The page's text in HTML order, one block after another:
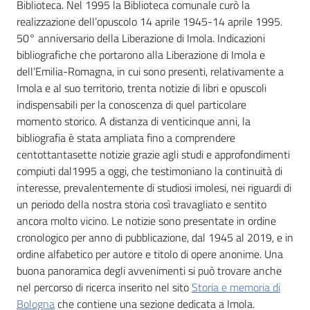
Patto
per
la
lettura
Seguici
su
Biblioteca. Nel 1995 la Biblioteca comunale curò la
realizzazione dell’opuscolo 14 aprile 1945-14 aprile 1995.
50° anniversario della Liberazione di Imola. Indicazioni
bibliografiche che portarono alla Liberazione di Imola e
dell’Emilia-Romagna, in cui sono presenti, relativamente a
Imola e al suo territorio, trenta notizie di libri e opuscoli
indispensabili per la conoscenza di quel particolare
momento storico. A distanza di venticinque anni, la
bibliografia è stata ampliata fino a comprendere
centottantasette notizie grazie agli studi e approfondimenti
compiuti dal1995 a oggi, che testimoniano la continuità di
interesse, prevalentemente di studiosi imolesi, nei riguardi di
un periodo della nostra storia così travagliato e sentito
ancora molto vicino. Le notizie sono presentate in ordine
cronologico per anno di pubblicazione, dal 1945 al 2019, e in
ordine alfabetico per autore e titolo di opere anonime. Una
buona panoramica degli avvenimenti si può trovare anche
nel percorso di ricerca inserito nel sitoStoria e memoria di
Bolognache contiene una sezione dedicata a Imola.